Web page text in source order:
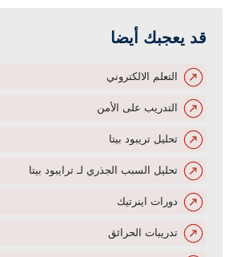
قد يعجبك أيضا
التعلم الالكتروني
التدريب على الأمن
تحليل تريبود بيتا
تحليل السبب الجذري لـ ترايبود بيتا
دورات اينرتيك
تدريبات الحرائق